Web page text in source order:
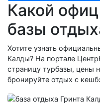
Какой
базы
Хотите узнать
Калды? На портале
страницу турбазы, цены
бронируйте отдых с